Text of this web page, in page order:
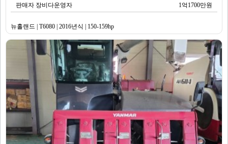
판매자 장비다운영자 1억1700만원
뉴홀랜드 | T6080 | 2016년식 | 150-159hp